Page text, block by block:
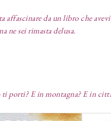
affascinare da un libro che
ne sei rimasta delusa.
ti porti? E in montagna? E in